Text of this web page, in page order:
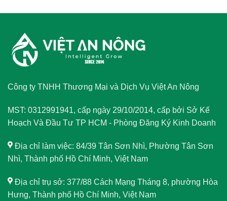
Công ty TNHH Thương Mại và Dịch Vụ Việt An Nông
MST: 0312991941, cấp ngày 29/10/2014, cấp bởi Sở Kế
Hoạch Và Đầu Tư TP HCM - Phòng Đăng Ký Kinh Doanh
Địa chỉ làm việc: 84/39 Tân Sơn Nhì, Phường Tân Sơn
Nhì, Thành phố Hồ Chí Minh, Việt Nam
Địa chỉ trụ sở: 377/88 Cách Mạng Tháng 8, phường Hòa
Hưng, Thành phố Hồ Chí Minh, Việt Nam